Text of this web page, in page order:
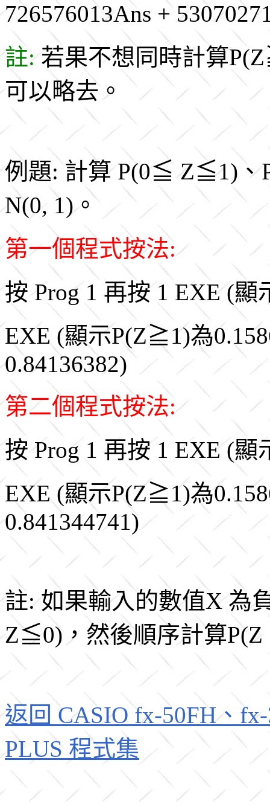
726576013Ans +
註:若果不想同時計算
可以略去。
例題: 計算 P(0≦ Z≦1)、
N(0, 1)。
第一個程式按法:
按 Prog 1 再按 1 EXE (
EXE (顯示P(Z≧1)為
0.84136382)
第二個程式按法:
按 Prog 1 再按 1 EXE (
EXE (顯示P(Z≧1)為
0.841344741)
註: 如果輸入的數值X 為
Z≦0)，然後順序計算
返回 CASIO fx-50FH、
PLUS 程式集